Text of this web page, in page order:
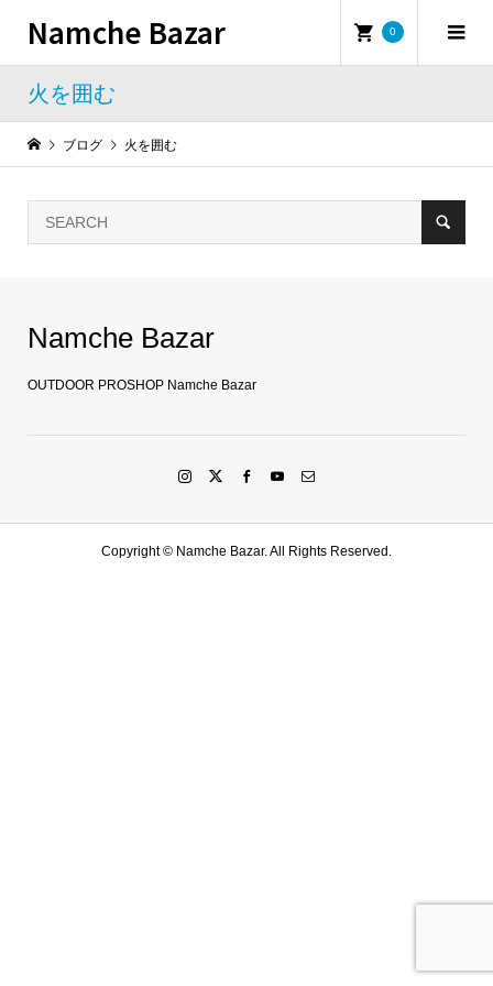
Namche Bazar 0
火を囲む
ブログ 火を囲む
Namche Bazar
OUTDOOR PROSHOP Namche Bazar
Copyright © Namche Bazar. All Rights Reserved.
LINE友達登録